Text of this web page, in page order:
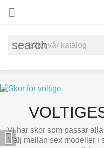

search
Vi har skor som passar
Välj mellan sex modeller i
